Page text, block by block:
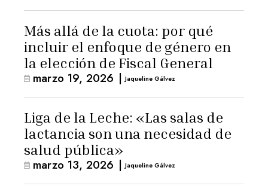
Más allá de la cuota: por qué
incluir el enfoque de género en
la elección de Fiscal General
marzo 19, 2026 | Jaqueline Gálvez
Liga de la Leche: «Las salas de
lactancia son una necesidad de
salud pública»
marzo 13, 2026 | Jaqueline Gálvez